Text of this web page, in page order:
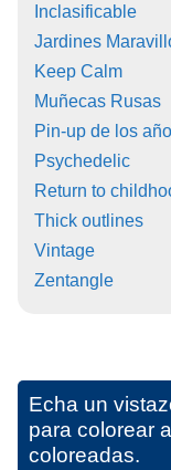
Inclasificable
Jardines
Keep Calm
Muñecas Rusas
Pin-up de los
Psychedelic
Return to
Thick outlines
Vintage
Zentangle
Echa un
para colorear
coloreadas.